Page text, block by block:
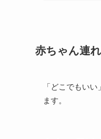
赤ちゃん連
「どこでもい
ます。